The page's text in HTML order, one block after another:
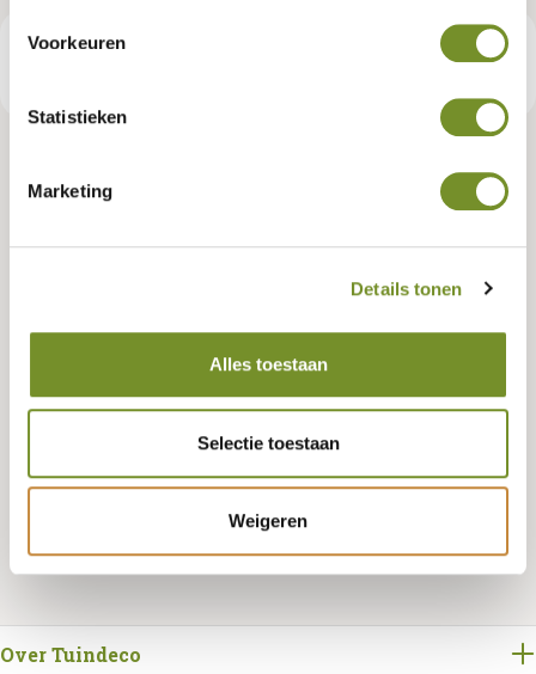
Voorkeuren
Statistieken
Marketing
Details tonen
Alles toestaan
Selectie toestaan
Weigeren
Tuindeco dealer? Log in voor je eigen prijzen.
Over Tuindeco